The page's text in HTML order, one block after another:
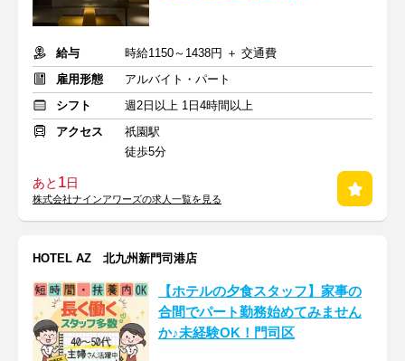
給与
時給1150～1438円 ＋ 交通費
雇用形態
アルバイト・パート
シフト
週2日以上 1日4時間以上
アクセス
祇園駅
徒歩5分
あと 1日
株式会社ナインアワーズの求人一覧を見る
HOTEL AZ 北九州新門司港店
【ホテルの夕食スタッフ】家事の
合間でパート勤務始めてみません
か♪未経験OK！門司区